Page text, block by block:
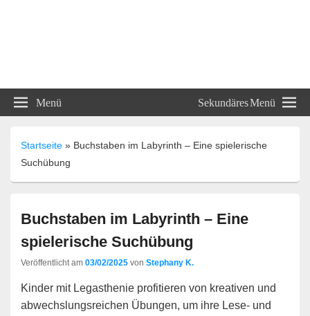
ABC und 123 Lehrmittel
Unterrichtsmaterialien
Menü Sekundäres Menü
Startseite » Buchstaben im Labyrinth – Eine spielerische
Suchübung
Buchstaben im Labyrinth – Eine
spielerische Suchübung
Veröffentlicht am 03/02/2025 von Stephany K.
Kinder mit Legasthenie profitieren von kreativen und
abwechslungsreichen Übungen, um ihre Lese- und